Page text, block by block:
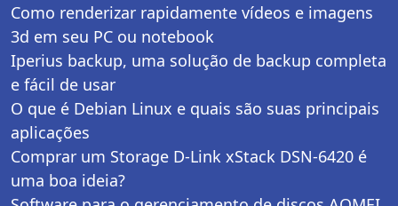
Como renderizar rapidamente vídeos e imagens
3d em seu PC ou notebook
Iperius backup, uma solução de backup completa
e fácil de usar
O que é Debian Linux e quais são suas principais
aplicações
Comprar um Storage D-Link xStack DSN-6420 é
uma boa ideia?